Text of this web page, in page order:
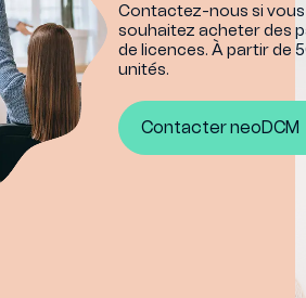
Contactez-nous si vous
souhaitez acheter des
de licences. À partir de
unités.
Contacter neoDCM